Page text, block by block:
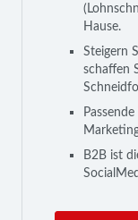
Hause.
Steigern
schaffen
B2B ist